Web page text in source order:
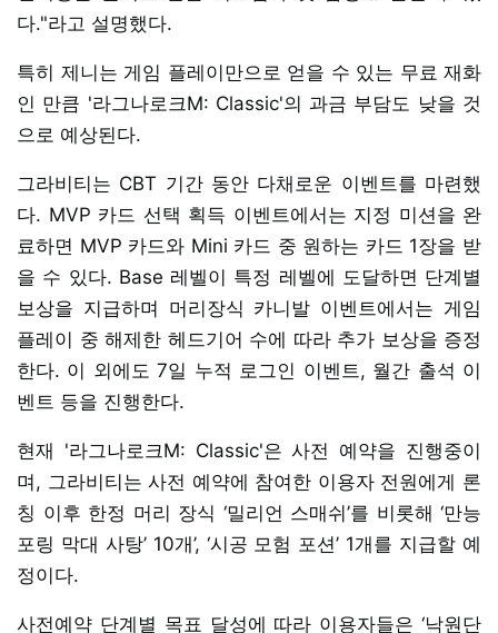
다."라고 설명했다.
특히 제니는 게임 플레이만으로 얻을 수 있는 무료 재화
인 만큼 '라그나로크M: Classic'의 과금 부담도 낮을 것
으로 예상된다.
그라비티는 CBT 기간 동안 다채로운 이벤트를 마련했
다. MVP 카드 선택 획득 이벤트에서는 지정 미션을 완
료하면 MVP 카드와 Mini 카드 중 원하는 카드 1장을 받
을 수 있다. Base 레벨이 특정 레벨에 도달하면 단계별
보상을 지급하며 머리장식 카니발 이벤트에서는 게임
플레이 중 해제한 헤드기어 수에 따라 추가 보상을 증정
한다. 이 외에도 7일 누적 로그인 이벤트, 월간 출석 이
벤트 등을 진행한다.
현재 '라그나로크M: Classic'은 사전 예약을 진행중이
며, 그라비티는 사전 예약에 참여한 이용자 전원에게 론
칭 이후 한정 머리 장식 ‘밀리언 스매쉬’를 비롯해 ‘만능
포링 막대 사탕’ 10개’, ‘시공 모험 포션’ 1개를 지급할 예
정이다.
사전예약 단계별 목표 달성에 따라 이용자들은 ‘낙원단